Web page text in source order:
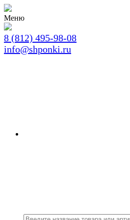
Меню
8 (812) 495-98-08
info@shponki.ru